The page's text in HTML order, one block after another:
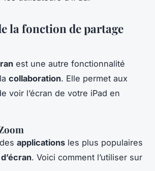
la fonction de partage
est une autre fonctionnalité
collaboration. Elle permet aux
voir l’écran de votre iPad en
applications les plus populaires
. Voici comment l’utiliser sur